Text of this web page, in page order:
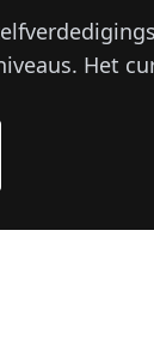
Het